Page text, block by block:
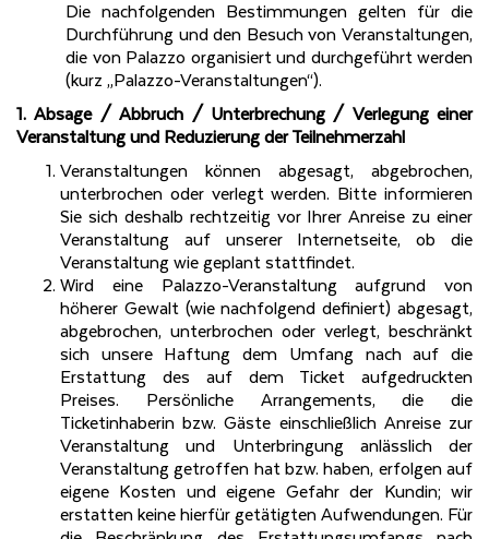
Die nachfolgenden Bestimmungen gelten für die
Durchführung und den Besuch von Veranstaltungen,
die von Palazzo organisiert und durchgeführt werden
(kurz „Palazzo-Veranstaltungen“).
1. Absage / Abbruch / Unterbrechung / Verlegung einer
Veranstaltung und Reduzierung der Teilnehmerzahl
Veranstaltungen können abgesagt, abgebrochen,
unterbrochen oder verlegt werden. Bitte informieren
Sie sich deshalb rechtzeitig vor Ihrer Anreise zu einer
Veranstaltung auf unserer Internetseite, ob die
Veranstaltung wie geplant stattfindet.
Wird eine Palazzo-Veranstaltung aufgrund von
höherer Gewalt (wie nachfolgend definiert) abgesagt,
abgebrochen, unterbrochen oder verlegt, beschränkt
sich unsere Haftung dem Umfang nach auf die
Erstattung des auf dem Ticket aufgedruckten
Preises. Persönliche Arrangements, die die
Ticketinhaberin bzw. Gäste einschließlich Anreise zur
Veranstaltung und Unterbringung anlässlich der
Veranstaltung getroffen hat bzw. haben, erfolgen auf
eigene Kosten und eigene Gefahr der Kundin; wir
erstatten keine hierfür getätigten Aufwendungen. Für